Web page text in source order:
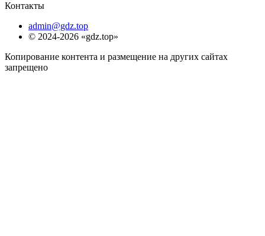
Контакты
admin@gdz.top
© 2024-2026 «gdz.top»
Копирование контента и размещение на других сайтах
запрещено